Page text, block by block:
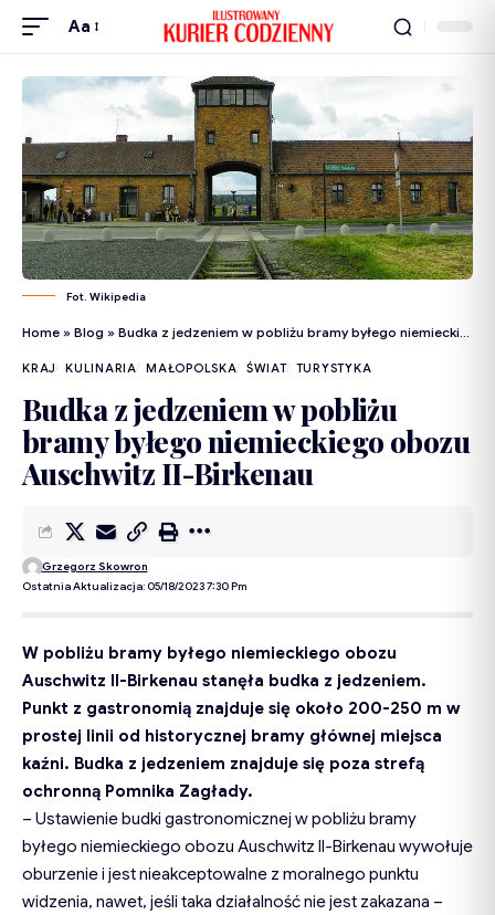
Aa
Fot. Wikipedia
Home » Blog » Budka z jedzeniem w pobliżu bramy byłego niemieckiego obozu Auschwitz II-Birkenau
KRAJ KULINARIA MAŁOPOLSKA ŚWIAT TURYSTYKA
Budka z jedzeniem w pobliżu
bramy byłego niemieckiego obozu
Auschwitz II-Birkenau
Ostatnia Aktualizacja: 05/18/2023 7:30 Pm
Grzegorz Skowron
W pobliżu bramy byłego niemieckiego obozu
Auschwitz II-Birkenau stanęła budka z jedzeniem.
Punkt z gastronomią znajduje się około 200-250 m w
prostej linii od historycznej bramy głównej miejsca
kaźni. Budka z jedzeniem znajduje się poza strefą
ochronną Pomnika Zagłady.
– Ustawienie budki gastronomicznej w pobliżu bramy
byłego niemieckiego obozu Auschwitz II-Birkenau wywołuje
oburzenie i jest nieakceptowalne z moralnego punktu
widzenia, nawet, jeśli taka działalność nie jest zakazana –